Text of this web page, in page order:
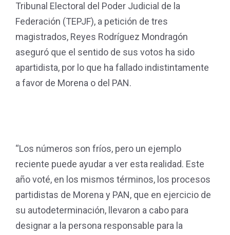
Tribunal Electoral del Poder Judicial de la
Federación (TEPJF), a petición de tres
magistrados, Reyes Rodríguez Mondragón
aseguró que el sentido de sus votos ha sido
apartidista, por lo que ha fallado indistintamente
a favor de Morena o del PAN.
“Los números son fríos, pero un ejemplo
reciente puede ayudar a ver esta realidad. Este
año voté, en los mismos términos, los procesos
partidistas de Morena y PAN, que en ejercicio de
su autodeterminación, llevaron a cabo para
designar a la persona responsable para la